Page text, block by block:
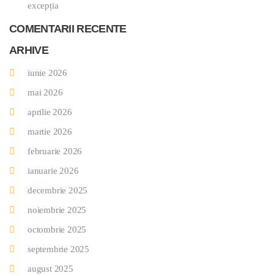
excepția
COMENTARII RECENTE
ARHIVE
iunie 2026
mai 2026
aprilie 2026
martie 2026
februarie 2026
ianuarie 2026
decembrie 2025
noiembrie 2025
octombrie 2025
septembrie 2025
august 2025